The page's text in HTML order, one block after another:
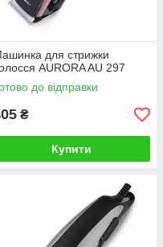
для стрижки
AURORA AU 297
до відправки
₴
Купити